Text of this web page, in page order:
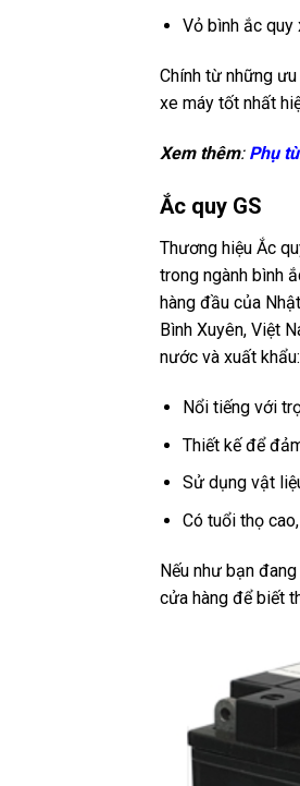
Vỏ bình ắc
Chính từ những
xe máy tốt nhất
Xem thêm: Phụ
Ắc quy GS
Thương hiệu Ắc
trong ngành bình
hàng đầu của
Bình Xuyên, Việt
nước và xuất khẩu:
Nổi tiếng với
Thiết kế để
Sử dụng vật
Có tuổi thọ
Nếu như bạn
cửa hàng để biết